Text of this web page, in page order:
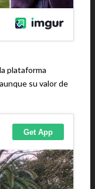
plataforma
su valor de